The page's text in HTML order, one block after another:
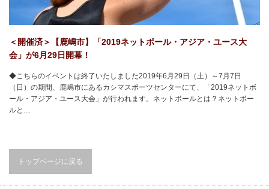
＜開催済＞【鹿嶋市】「2019ネットボール・アジア・ユース大
会」が6月29日開幕！
◆こちらのイベントは終了いたしました2019年6月29日（土）～7月7日
（日）の期間、鹿嶋市にあるカシマスポーツセンターにて、「2019ネットボ
ール・アジア・ユース大会」が行われます。ネットボールとは？ネットボー
ルと…
トップページに戻る